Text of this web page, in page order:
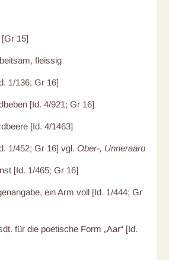
15]
fleissig
1/136; Gr 16]
[Id. 4/921; Gr 16]
[Id. 4/1463]
1/452; Gr 16] vgl. Ober-, Unneraaro
[Id. 1/465; Gr 16]
ein Arm voll [Id. 1/444; Gr
für die poetische Form „Aar“ [Id.